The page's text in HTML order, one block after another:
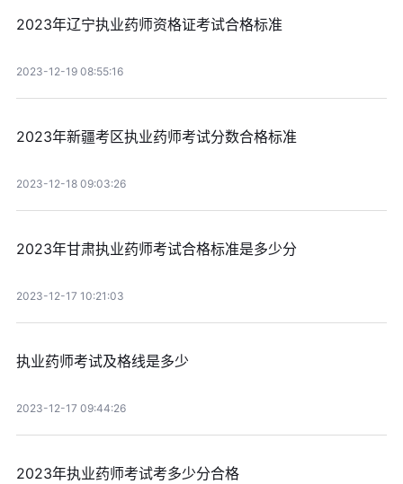
2023年辽宁执业药师资格证考试合格标准
2023-12-19 08:55:16
2023年新疆考区执业药师考试分数合格标准
2023-12-18 09:03:26
2023年甘肃执业药师考试合格标准是多少分
2023-12-17 10:21:03
执业药师考试及格线是多少
2023-12-17 09:44:26
2023年执业药师考试考多少分合格